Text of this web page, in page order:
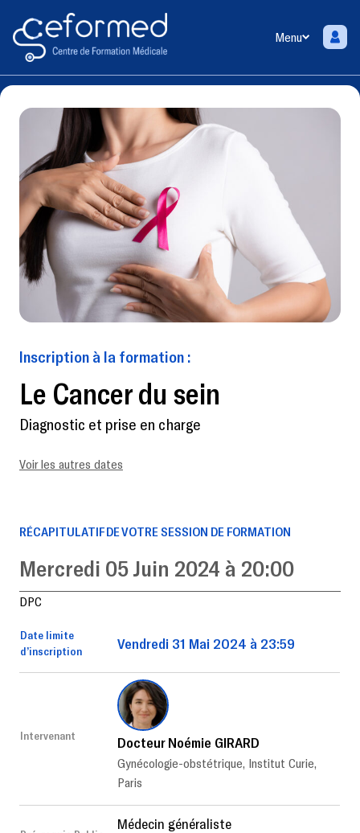
Menu
Inscription à la formation :
Le Cancer du sein
Diagnostic et prise en charge
Voir les autres dates
RÉCAPITULATIF DE VOTRE SESSION DE FORMATION
Mercredi 05 Juin 2024 à 20:00
DPC
Date limite
d’inscription
Vendredi 31 Mai 2024 à 23:59
Intervenant Docteur Noémie GIRARD
Gynécologie-obstétrique, Institut Curie,
Paris
Médecin généraliste